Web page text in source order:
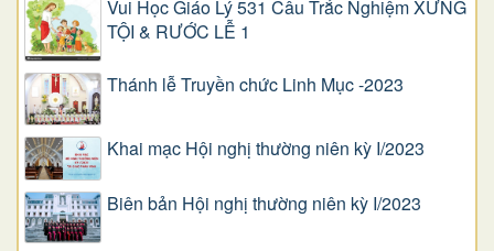
Vui Học Giáo Lý 531 Câu Trắc Nghiệm XƯNG
TỘI & RƯỚC LỄ 1
Thánh lễ Truyền chức Linh Mục -2023
Khai mạc Hội nghị thường niên kỳ I/2023
Biên bản Hội nghị thường niên kỳ I/2023